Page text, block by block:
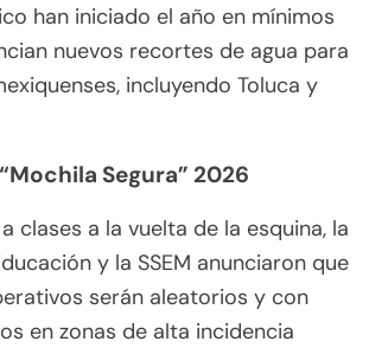
han iniciado el año en mínimos
nuevos recortes de agua para
incluyendo Toluca y
Segura” 2026
clases a la vuelta de la esquina, la
y la SSEM anunciaron que
serán aleatorios y con
en zonas de alta incidencia